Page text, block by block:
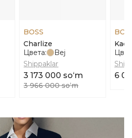
BOSS
Charlize
Цвета:
Bej
Shippaklar
3 173 000 soʻm
3 966 000 soʻm
Kael
6